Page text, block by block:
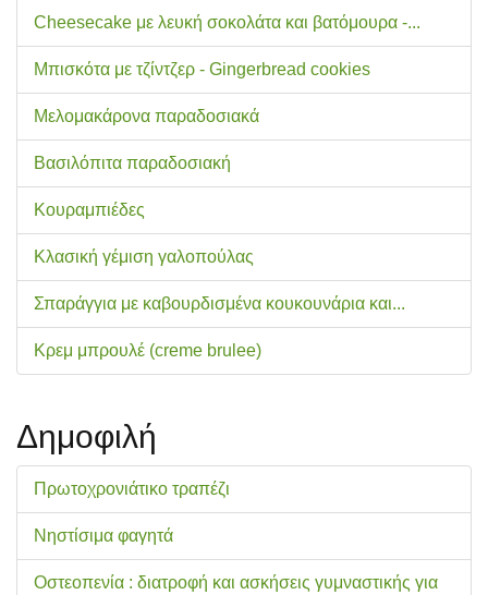
Cheesecake με λευκή σοκολάτα και βατόμουρα -...
Μπισκότα με τζίντζερ - Gingerbread cookies
Μελομακάρονα παραδοσιακά
Βασιλόπιτα παραδοσιακή
Κουραμπιέδες
Κλασική γέμιση γαλοπούλας
Σπαράγγια με καβουρδισμένα κουκουνάρια και...
Κρεμ μπρουλέ (creme brulee)
Δημοφιλή
Πρωτοχρονιάτικο τραπέζι
Νηστίσιμα φαγητά
Οστεοπενία : διατροφή και ασκήσεις γυμναστικής για